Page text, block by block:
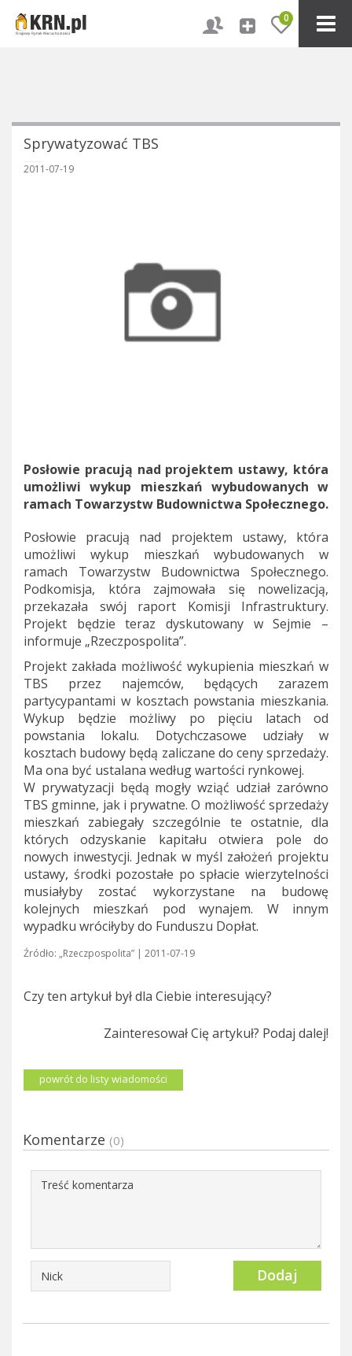
0
Sprywatyzować TBS
2011-07-19
Posłowie pracują nad projektem ustawy, która
umożliwi wykup mieszkań wybudowanych w
ramach Towarzystw Budownictwa Społecznego.
Posłowie pracują nad projektem ustawy, która
umożliwi wykup mieszkań wybudowanych w
ramach Towarzystw Budownictwa Społecznego.
Podkomisja, która zajmowała się nowelizacją,
przekazała swój raport Komisji Infrastruktury.
Projekt będzie teraz dyskutowany w Sejmie –
informuje „Rzeczpospolita”.
Projekt zakłada możliwość wykupienia mieszkań w
TBS przez najemców, będących zarazem
partycypantami w kosztach powstania mieszkania.
Wykup będzie możliwy po pięciu latach od
powstania lokalu. Dotychczasowe udziały w
kosztach budowy będą zaliczane do ceny sprzedaży.
Ma ona być ustalana według wartości rynkowej.
W prywatyzacji będą mogły wziąć udział zarówno
TBS gminne, jak i prywatne. O możliwość sprzedaży
mieszkań zabiegały szczególnie te ostatnie, dla
których odzyskanie kapitału otwiera pole do
nowych inwestycji. Jednak w myśl założeń projektu
ustawy, środki pozostałe po spłacie wierzytelności
musiałyby zostać wykorzystane na budowę
kolejnych mieszkań pod wynajem. W innym
wypadku wróciłyby do Funduszu Dopłat.
Źródło: „Rzeczpospolita” | 2011-07-19
Czy ten artykuł był dla Ciebie interesujący?
Zainteresował Cię artykuł? Podaj dalej!
powrót do listy wiadomości
Komentarze (0)
Dodaj